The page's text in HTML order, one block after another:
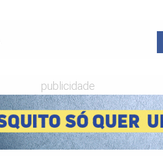
publicidade